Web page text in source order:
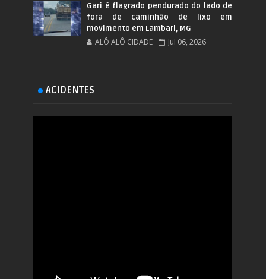
Gari é flagrado pendurado do lado de
fora de caminhão de lixo em
movimento em Lambari, MG
ALÔ ALÔ CIDADE Jul 06, 2026
ACIDENTES